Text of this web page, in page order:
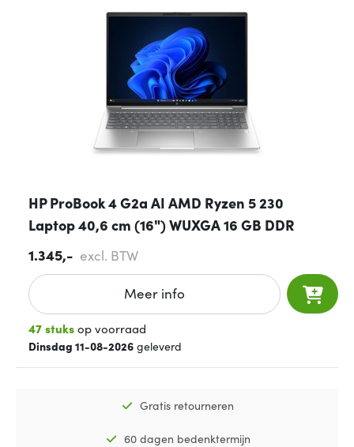
HP ProBook 4 G2a AI AMD Ryzen 5 230
Laptop 40,6 cm (16") WUXGA 16 GB DDR
1.345,- excl. BTW
Meer info
47 stuksop voorraad
Dinsdag 11-08-2026 geleverd
Gratis retourneren
60 dagen bedenktermijn